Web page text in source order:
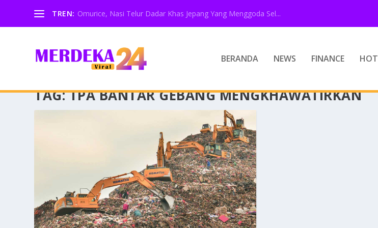
TREN: Omurice, Nasi Telur Dadar Khas Jepang Yang Menggoda Sel...
BERANDA NEWS FINANCE HOT
TAG:TPA BANTAR GEBANG MENGKHAWATIRKAN